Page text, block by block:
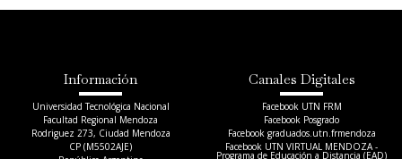
Información
Universidad Tecnológica Nacional
Facultad Regional Mendoza
Rodriguez 273, Ciudad Mendoza
CP (M5502AJE)
Canales Digitales
Facebook UTN FRM
Facebook Posgrado
Facebook graduados.utn.frmendoza
Facebook UTN VIRTUAL MENDOZA -
Programa de Educación a Distancia (EAD)